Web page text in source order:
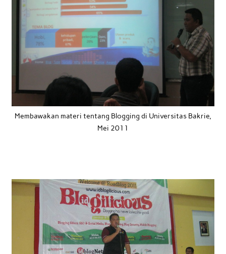
Membawakan materi tentang Blogging di Universitas Bakrie,
Mei 2011